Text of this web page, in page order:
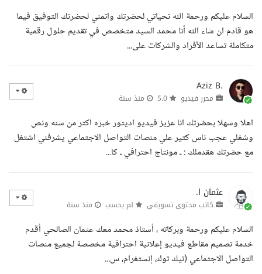
السلام عليكم ورحمة الله تحياتي لحضرتك واتمني لحضرتك التوفيق فيما
هو قادم ان شاء الله أنا محمد السيد متخصص في تقديم حلول رقمية
متكاملة تساعد الأفراد والشركات على...
Aziz B.
محرر فيديو منذ سنة
اهلا وسهلا بحضرتك انا عزيز فيديو اديتور خبره اكتر من سنه ونص
وشغلي عجب ناس كتير علي منصات التواصل الاجتماعي يشرفني اشتغل
مع حضرتك هقدملك : ـ مونتاج احترافي ـ كا...
عثمان ا.
كاتب محتوى تسويقي لم يحسب منذ سنة
السلام عليكم ورحمة وبركاته ، أستاذ محمد معك عثمان الصالحي أقدم
خدمة تصميم مقاطع فيديو إعلانية احترافية مخصصة لجميع منصات
التواصل الاجتماعي (تيك توك، إنستغرام، س...